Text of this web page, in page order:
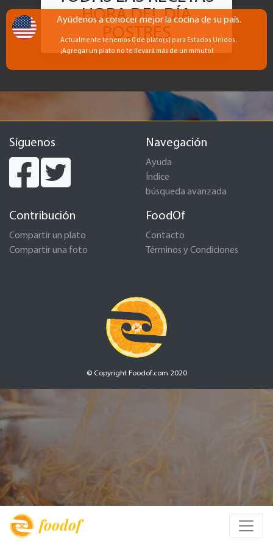
foodof
HORA DEL DÍA
POSTRES
Síguenos Navegación
Ayuda
Índice
búsqueda avanzada
Contribución
Compartir un plato
Compartir una foto
FoodOf
Contacto
Términos y Condiciones
© Copyright Foodof.com 2020
Ayúdenos a conocer mejor la cocina de su país.
Actualmente tenemos 0 de plato(s) para Estados Unidos.
¡Agregar un plato no te llevará más de un minuto!